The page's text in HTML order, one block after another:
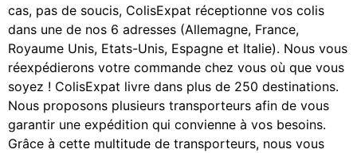
cas, pas de soucis, ColisExpat réceptionne vos colis
dans une de nos 6 adresses (Allemagne, France,
Royaume Unis, Etats-Unis, Espagne et Italie). Nous vous
réexpédierons votre commande chez vous où que vous
soyez ! ColisExpat livre dans plus de 250 destinations.
Nous proposons plusieurs transporteurs afin de vous
garantir une expédition qui convienne à vos besoins.
Grâce à cette multitude de transporteurs, nous vous